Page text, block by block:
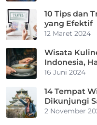
10 Tips dan
yang Efektif
12 Maret 2024
Wisata
Indonesia,
16 Juni 2024
14 Tempat
Dikunjungi
2 November